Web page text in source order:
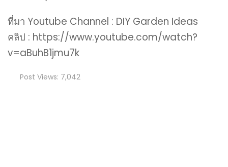
ที่มา Youtube Channel : DIY Garden Ideas
คลิป : https://www.youtube.com/watch?
v=aBuhB1jmu7k
Post Views: 7,042